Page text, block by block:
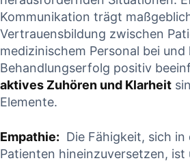
Kommunikation trägt
Vertrauensbildung zwischen
medizinischem Personal ‌bei⁤
Behandlungserfolg‍ positiv
aktives Zuhören und Klarheit
Elemente.
Empathie:
Die‌ Fähigkeit, sich in
Patienten hineinzuversetzen, ist